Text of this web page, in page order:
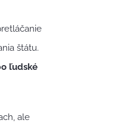
štátu.
ľudské
ale